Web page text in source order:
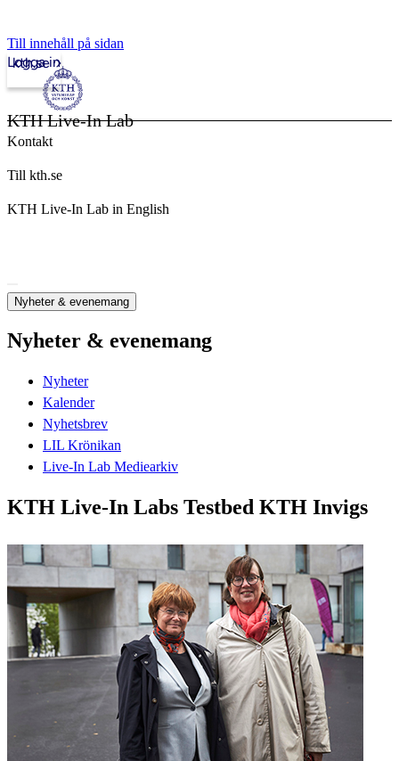
Till innehåll på sidan
kth.se
Logga in
KTH Live-In Lab
Kontakt
Till kth.se
KTH Live-In Lab in English
Nyheter & evenemang
Nyheter & evenemang
Nyheter
Kalender
Nyhetsbrev
LIL Krönikan
Live-In Lab Mediearkiv
KTH Live-In Labs Testbed KTH Invigs